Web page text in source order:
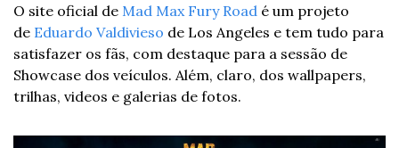
O site oficial de Mad Max Fury Road é um projeto
de Eduardo Valdivieso de Los Angeles e tem tudo para
satisfazer os fãs, com destaque para a sessão de
Showcase dos veículos. Além, claro, dos wallpapers,
trilhas, videos e galerias de fotos.